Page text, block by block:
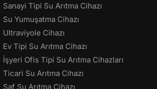
Sanayi Tipi Su Arıtma Cihazı
Su Yumuşatma Cihazı
Ultraviyole Cihazı
Ev Tipi Su Arıtma Cihazı
İşyeri Ofis Tipi Su Arıtma Cihazları
Ticari Su Arıtma Cihazı
Saf Su Arıtma Cihazı